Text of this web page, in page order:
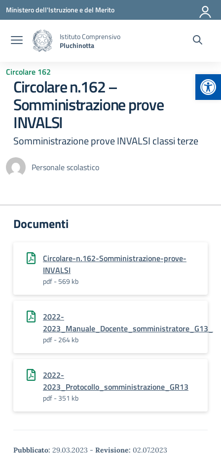
Vai ai contenuti
Vai al menu di navigazione
Vai al footer
Ministero dell'Istruzione e del Merito
Istituto Comprensivo
Pluchinotta
Circolare 162
Circolare n.162 –
Somministrazione prove
INVALSI
Somministrazione prove INVALSI classi terze
Personale scolastico
Documenti
Circolare-n.162-Somministrazione-prove-
INVALSI
pdf - 569 kb
2022-
2023_Manuale_Docente_somministratore_G13_
pdf - 264 kb
2022-
2023_Protocollo_somministrazione_GR13
pdf - 351 kb
Pubblicato: 29.03.2023 - Revisione: 02.07.2023